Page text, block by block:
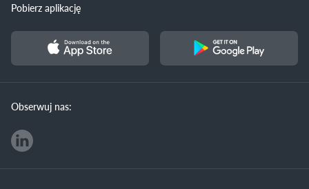
Pobierz aplikację
Obserwuj nas: